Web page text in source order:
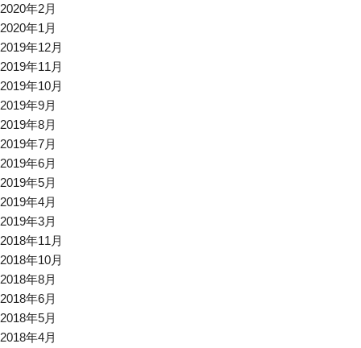
2020年2月
2020年1月
2019年12月
2019年11月
2019年10月
2019年9月
2019年8月
2019年7月
2019年6月
2019年5月
2019年4月
2019年3月
2018年11月
2018年10月
2018年8月
2018年6月
2018年5月
2018年4月